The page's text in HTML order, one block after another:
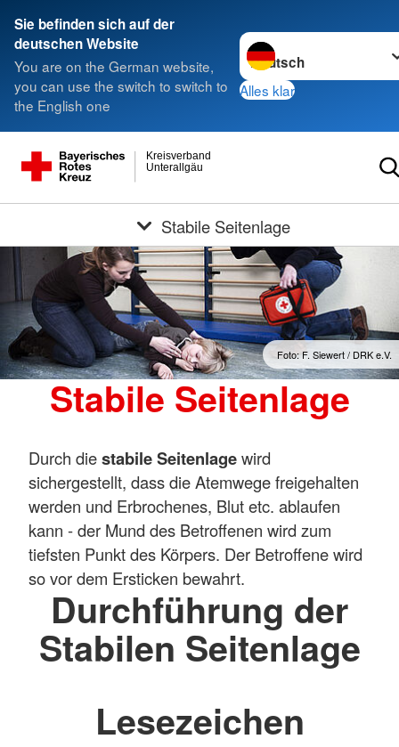
Sie befinden sich auf der
deutschen Website
You are on the German website,
you can use the switch to switch to
the English one
Sprache wechseln zu
Alles klar
Unterallgäu
Kreisverband
Stabile Seitenlage
Foto: F. Siewert / DRK e.V.
Stabile Seitenlage
Durch diestabile Seitenlagewird
sichergestellt, dass die Atemwege freigehalten
werden und Erbrochenes, Blut etc. ablaufen
kann - der Mund des Betroffenen wird zum
tiefsten Punkt des Körpers. Der Betroffene wird
so vor dem Ersticken bewahrt.
Durchführung der
Stabilen Seitenlage
Lesezeichen